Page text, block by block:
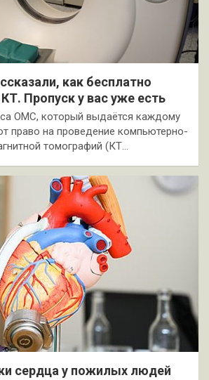
как бесплатно
Пропуск у вас уже есть
ОМС, который выдаётся каждому
право на проведение компьютерно-
томографий (КТ…
сердца у пожилых людей